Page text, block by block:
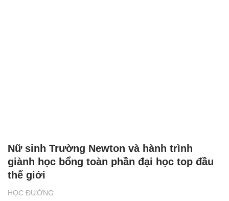
HỌC ĐƯỜNG
Nữ sinh Trường Newton và hành trình
giành học bổng toàn phần đại học top đầu
thế giới